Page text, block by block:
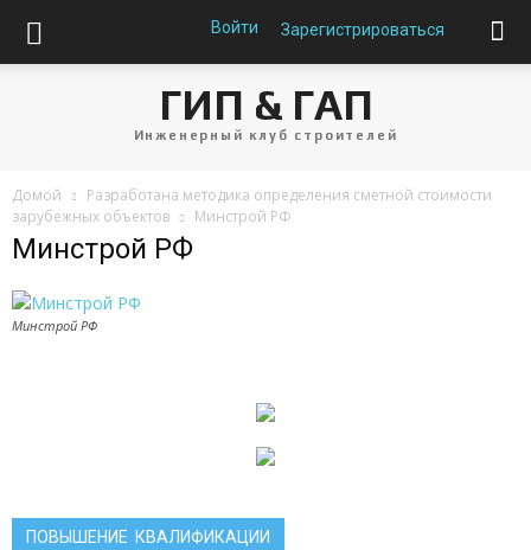
Войти Зарегистрироваться
ГИП & ГАП
Инженерный клуб строителей
Домой
Разработана методика определения сметной стоимости
зарубежных объектов
Минстрой РФ
Минстрой РФ
Минстрой РФ
ПОВЫШЕНИЕ КВАЛИФИКАЦИИ